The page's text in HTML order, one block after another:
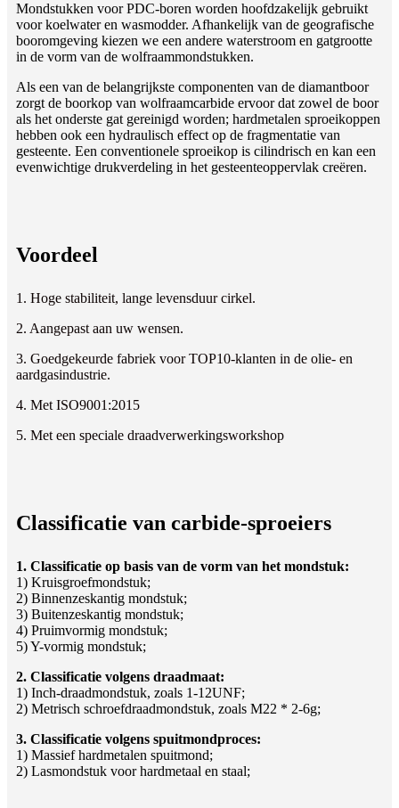
Mondstukken voor PDC-boren worden hoofdzakelijk gebruikt
voor koelwater en wasmodder. Afhankelijk van de geografische
booromgeving kiezen we een andere waterstroom en gatgrootte
in de vorm van de wolfraammondstukken.
Als een van de belangrijkste componenten van de diamantboor
zorgt de boorkop van wolfraamcarbide ervoor dat zowel de boor
als het onderste gat gereinigd worden; hardmetalen sproeikoppen
hebben ook een hydraulisch effect op de fragmentatie van
gesteente. Een conventionele sproeikop is cilindrisch en kan een
evenwichtige drukverdeling in het gesteenteoppervlak creëren.
Voordeel
1. Hoge stabiliteit, lange levensduur cirkel.
2. Aangepast aan uw wensen.
3. Goedgekeurde fabriek voor TOP10-klanten in de olie- en
aardgasindustrie.
4. Met ISO9001:2015
5. Met een speciale draadverwerkingsworkshop
Classificatie van carbide-sproeiers
1. Classificatie op basis van de vorm van het mondstuk:
1) Kruisgroefmondstuk;
2) Binnenzeskantig mondstuk;
3) Buitenzeskantig mondstuk;
4) Pruimvormig mondstuk;
5) Y-vormig mondstuk;
2. Classificatie volgens draadmaat:
1) Inch-draadmondstuk, zoals 1-12UNF;
2) Metrisch schroefdraadmondstuk, zoals M22 * 2-6g;
3. Classificatie volgens spuitmondproces:
1) Massief hardmetalen spuitmond;
2) Lasmondstuk voor hardmetaal en staal;